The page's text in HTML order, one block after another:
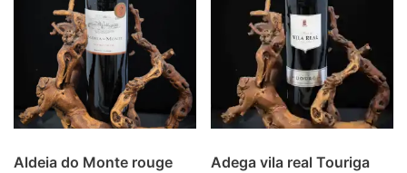
Aldeia do Monte rouge
Adega vila real Touriga